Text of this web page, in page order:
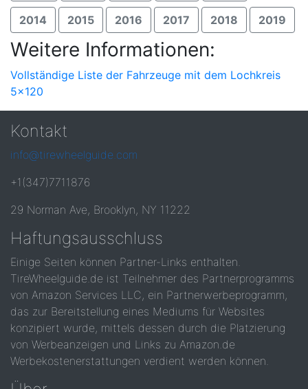
2014 2015 2016 2017 2018 2019
Weitere Informationen:
Vollständige Liste der Fahrzeuge mit dem Lochkreis
5x120
Kontakt
info@tirewheelguide.com
+1(347)7711876
29 Norman Ave, Brooklyn, NY 11222
Haftungsausschluss
Einige Seiten können Partner-Links enthalten.
TireWheelguide.de ist Teilnehmer des Partnerprogramms
von Amazon Services LLC, ein Partnerwerbeprogramm,
das zur Bereitstellung eines Mediums für Websites
konzipiert wurde, mittels dessen durch die Platzierung
von Werbeanzeigen und Links zu Amazon.de
Werbekostenerstattungen verdient werden können.